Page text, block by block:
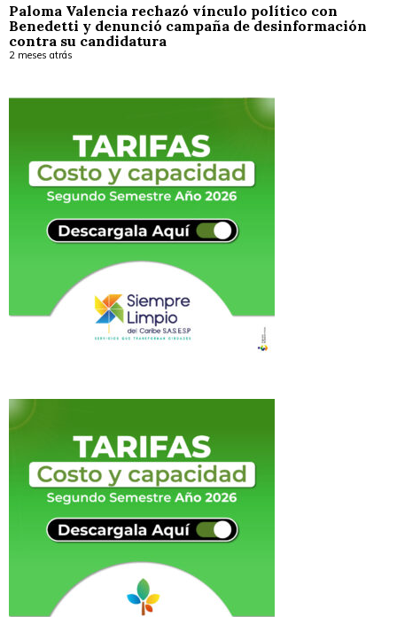
Paloma Valencia rechazó vínculo político con
Benedetti y denunció campaña de desinformación
contra su candidatura
2 meses atrás